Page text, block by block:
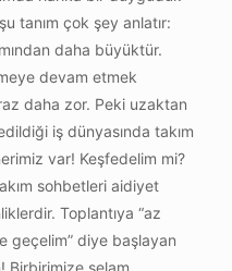
tanım çok şey anlatır:
daha büyüktür.
devam etmek
daha zor. Peki uzaktan
iş dünyasında takım
var! Keşfedelim mi?
sohbetleri aidiyet
Toplantıya “az
geçelim” diye başlayan